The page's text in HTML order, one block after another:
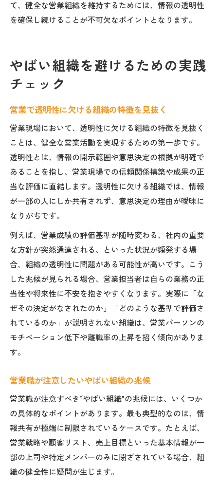
て、健全な営業組織を維持するためには、情報の透明性
を確保し続けることが不可欠なポイントとなります。
やばい組織を避けるための実践
チェック
営業で透明性に欠ける組織の特徴を見抜く
営業現場において、透明性に欠ける組織の特徴を見抜く
ことは、健全な営業活動を実現するための第一歩です。
透明性とは、情報の開示範囲や意思決定の根拠が明確で
あることを指し、営業現場での信頼関係構築や成果の正
当な評価に直結します。透明性に欠ける組織では、情報
が一部の人にしか共有されず、意思決定の理由が曖昧に
なりがちです。
例えば、営業成績の評価基準が随時変わる、社内の重要
な方針が突然通達される、といった状況が頻発する場
合、組織の透明性に問題がある可能性が高いです。こう
した兆候が見られる場合、営業担当者は自らの業務の正
当性や将来性に不安を抱きやすくなります。実際に「な
ぜその決定がなされたのか」「どのような基準で評価さ
れているのか」が説明されない組織は、営業パーソンの
モチベーション低下や離職率の上昇を招く傾向がありま
す。
営業職が注意したいやばい組織の兆候
営業職が注意すべき“やばい組織”の兆候には、いくつか
の具体的なポイントがあります。最も典型的なのは、情
報共有が極端に制限されているケースです。たとえば、
営業戦略や顧客リスト、売上目標といった基本情報が一
部の上司や特定メンバーのみに閉ざされている場合、組
織の健全性に疑問が生じます。